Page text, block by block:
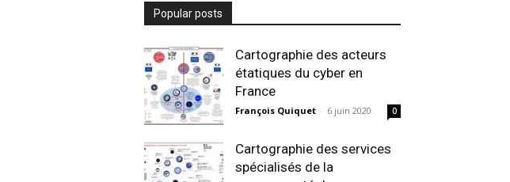
Popular posts
Cartographie des acteurs
étatiques du cyber en
France
François Quiquet - 6 juin 2020 0
Cartographie des services
spécialisés de la